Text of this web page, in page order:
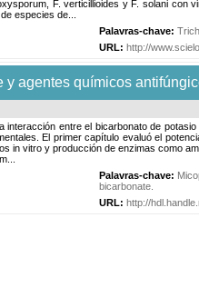
F. verticillioides y F. solani con
especies de...
Palavras-chave:
URL: http://
y agentes químicos
entre el bicarbonato de
El primer capítulo evaluó el
in vitro y producción de enzimas como
Palavras-chave:
bicarbonate
URL: http://